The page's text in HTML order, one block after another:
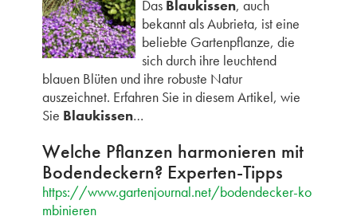
Das Blaukissen, auch
bekannt als Aubrieta, ist eine
beliebte Gartenpflanze, die
sich durch ihre leuchtend
blauen Blüten und ihre robuste Natur
auszeichnet. Erfahren Sie in diesem Artikel, wie
Sie Blaukissen…
Welche Pflanzen harmonieren mit
Bodendeckern? Experten-Tipps
https://www.gartenjournal.net/bodendecker-ko
mbinieren